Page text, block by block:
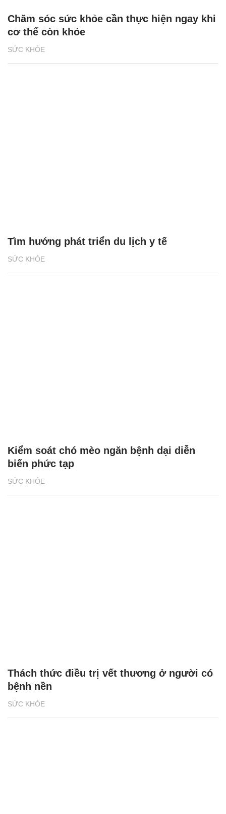
SỨC KHỎE
Chăm sóc sức khỏe cần thực hiện ngay khi
cơ thể còn khỏe
SỨC KHỎE
Tìm hướng phát triển du lịch y tế
SỨC KHỎE
Kiểm soát chó mèo ngăn bệnh dại diễn
biến phức tạp
SỨC KHỎE
Thách thức điều trị vết thương ở người có
bệnh nền